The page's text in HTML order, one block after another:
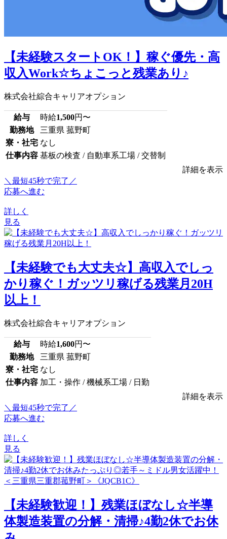
【未経験スタートOK！】稼ぐ優先・高
収入Work☆ちょこっと残業あり♪
株式会社綜合キャリアオプション
給与 時給1,500円〜
勤務地
三重県 菰野町
寮・社宅 なし
仕事内容 基板の検査 / 自動車系工場 / 交替制
詳細を表示
＼最短45秒で完了／
応募へ進む
詳しく
見る
【未経験でも大丈夫☆】高収入でしっ
かり稼ぐ！ガッツリ稼げる残業月20H
以上！
株式会社綜合キャリアオプション
給与 時給1,600円〜
勤務地
三重県 菰野町
寮・社宅 なし
仕事内容 加工・操作 / 機械系工場 / 日勤
詳細を表示
＼最短45秒で完了／
応募へ進む
詳しく
見る
【未経験歓迎！】残業ほぼなし☆半導
体製造装置の分解・清掃♪4勤2休でお休